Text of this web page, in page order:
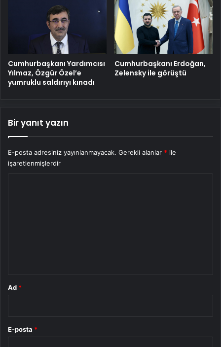
Cumhurbaşkanı Yardımcısı
Yılmaz, Özgür Özel’e
yumruklu saldırıyı kınadı
Cumhurbaşkanı Erdoğan,
Zelensky ile görüştü
Bir yanıt yazın
E-posta adresiniz yayınlanmayacak. Gerekli alanlar * ile
işaretlenmişlerdir
Ad *
E-posta *